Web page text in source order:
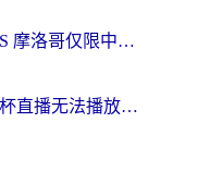
在国外看世界杯法国 VS 摩洛哥仅限中国大陆？别让地域限制拦下你的欢呼
在澳大利亚看抖音世界杯直播无法播放？海外党体育观赛终极指南来了！